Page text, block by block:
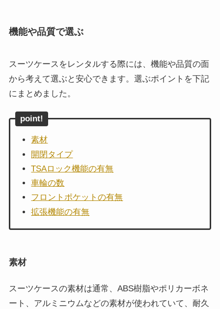
機能や品質で選ぶ
スーツケースをレンタルする際には、機能や品質の面
から考えて選ぶと安心できます。選ぶポイントを下記
にまとめました。
point!
素材
開閉タイプ
TSAロック機能の有無
車輪の数
フロントポケットの有無
拡張機能の有無
素材
スーツケースの素材は通常、ABS樹脂やポリカーボネ
ート、アルミニウムなどの素材が使われていて、耐久